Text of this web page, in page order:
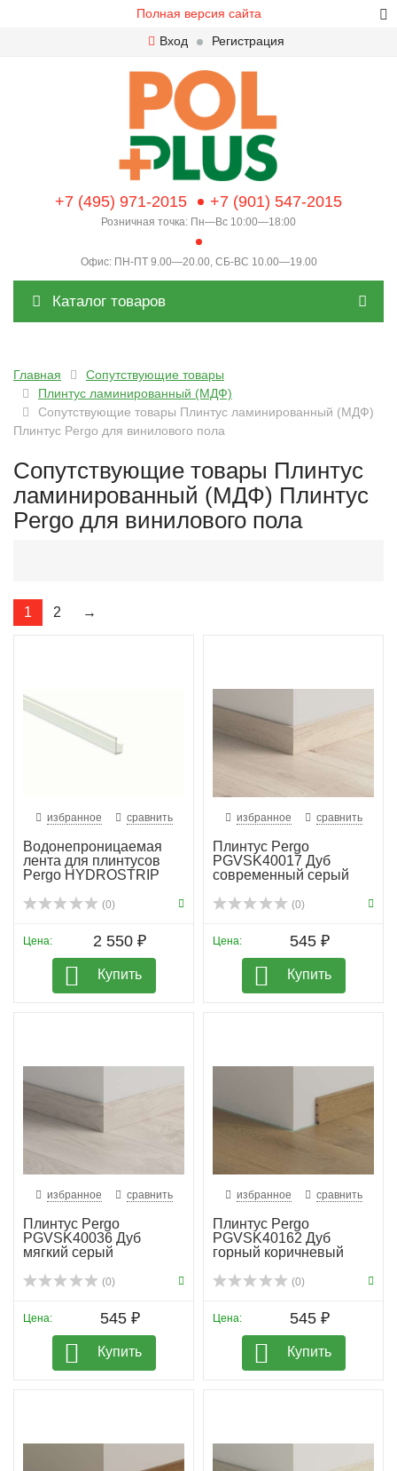
Полная версия сайта
Вход
Регистрация
+7 (495) 971-2015 +7 (901) 547-2015
Розничная точка: Пн—Вс 10:00—18:00
Офис: ПН-ПТ 9.00—20.00, СБ-ВС 10.00—19.00
Каталог товаров
Главная
Сопутствующие товары
Плинтус ламинированный (МДФ)
Сопутствующие товары Плинтус ламинированный (МДФ)
Плинтус Pergo для винилового пола
Сопутствующие товары Плинтус
ламинированный (МДФ) Плинтус
Pergo для винилового пола
1 2 →
избранное сравнить
Водонепроницаемая
лента для плинтусов
Pergo HYDROSTRIP
(0)
Цена: 2 550 ₽
Купить
избранное сравнить
Плинтус Pergo
PGVSK40017 Дуб
современный серый
(0)
Цена: 545 ₽
Купить
избранное сравнить
Плинтус Pergo
PGVSK40036 Дуб
мягкий серый
(0)
Цена: 545 ₽
Купить
избранное сравнить
Плинтус Pergo
PGVSK40162 Дуб
горный коричневый
(0)
Цена: 545 ₽
Купить